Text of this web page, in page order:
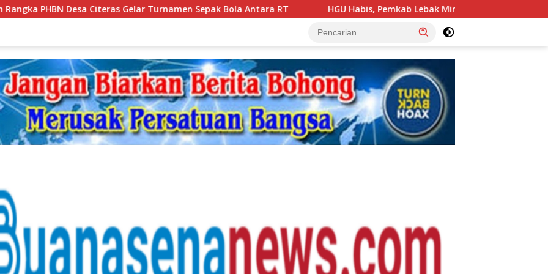
Gelar Turnamen Sepak Bola Antara RT HGU Habis, Pemkab Lebak Minta PTPN IV Serahkan Sebagian Lahan untuk